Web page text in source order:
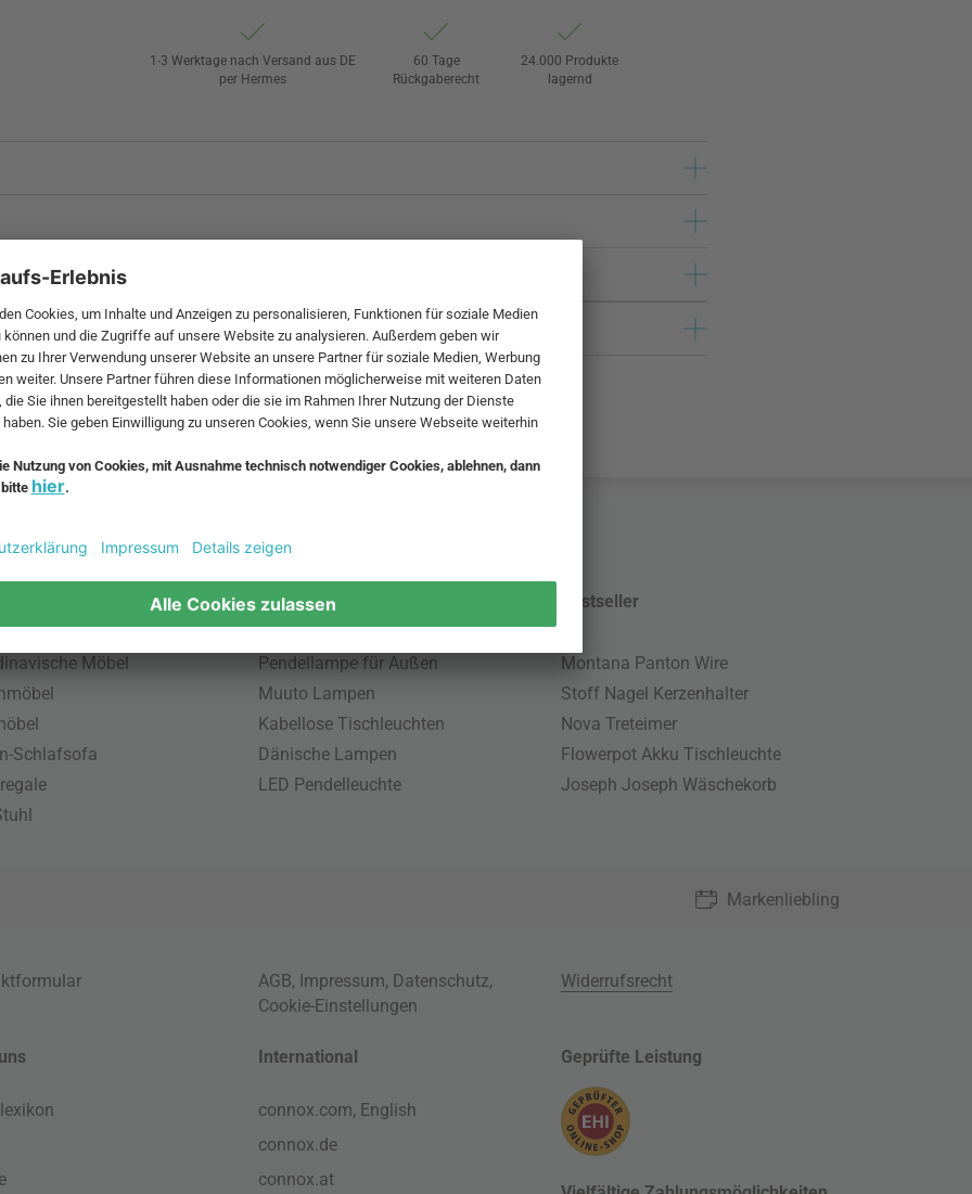
1-3 Werktage nach Versand aus DE
per Hermes
60 Tage
Rückgaberecht
24.000 Produkte
lagernd
und zzgl.
Möbel
Schlafsofa
Beliebte Leuchten
Pendellampe für Außen
Muuto Lampen
Kabellose Tischleuchten
Dänische Lampen
LED Pendelleuchte
Bestseller
Montana Panton Wire
Stoff Nagel Kerzenhalter
Nova Treteimer
Flowerpot Akku Tischleuchte
Joseph Joseph Wäschekorb
Markenliebling
AGB, Impressum, Datenschutz,
Cookie-Einstellungen
Widerrufsrecht
International
connox.com, English
connox.de
connox.at
Geprüfte Leistung